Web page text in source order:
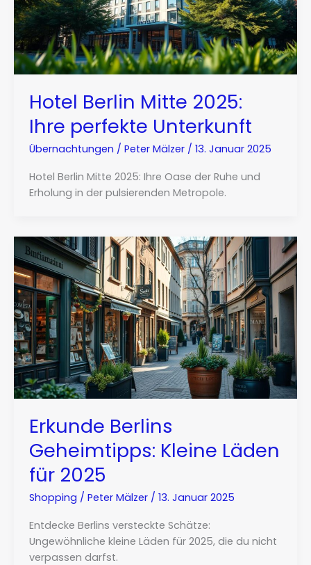
Hotel Berlin Mitte 2025:
Ihre perfekte Unterkunft
Übernachtungen / Peter Mälzer / 13. Januar 2025
Hotel Berlin Mitte 2025: Ihre Oase der Ruhe und
Erholung in der pulsierenden Metropole.
Erkunde Berlins
Geheimtipps: Kleine Läden
für 2025
Shopping / Peter Mälzer / 13. Januar 2025
Entdecke Berlins versteckte Schätze:
Ungewöhnliche kleine Läden für 2025, die du nicht
verpassen darfst.